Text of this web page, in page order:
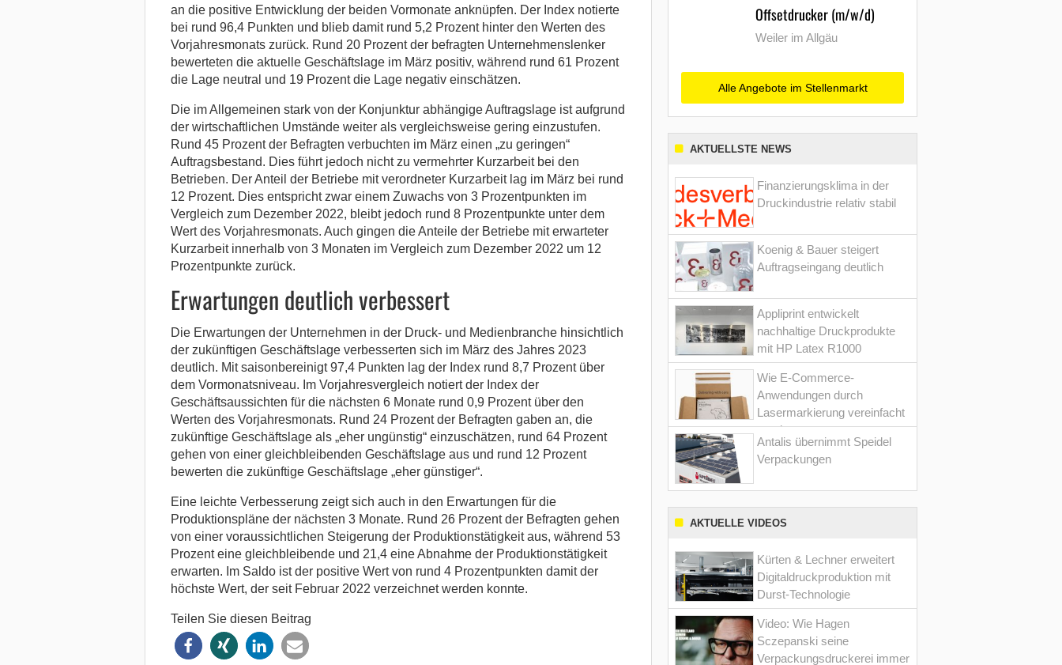
an die positive Entwicklung der beiden Vormonate anknüpfen. Der Index notierte
bei rund 96,4 Punkten und blieb damit rund 5,2 Prozent hinter den Werten des
Vorjahresmonats zurück. Rund 20 Prozent der befragten Unternehmenslenker
bewerteten die aktuelle Geschäftslage im März positiv, während rund 61 Prozent
die Lage neutral und 19 Prozent die Lage negativ einschätzen.
Die im Allgemeinen stark von der Konjunktur abhängige Auftragslage ist aufgrund
der wirtschaftlichen Umstände weiter als vergleichsweise gering einzustufen.
Rund 45 Prozent der Befragten verbuchten im März einen „zu geringen“
Auftragsbestand. Dies führt jedoch nicht zu vermehrter Kurzarbeit bei den
Betrieben. Der Anteil der Betriebe mit verordneter Kurzarbeit lag im März bei rund
12 Prozent. Dies entspricht zwar einem Zuwachs von 3 Prozentpunkten im
Vergleich zum Dezember 2022, bleibt jedoch rund 8 Prozentpunkte unter dem
Wert des Vorjahresmonats. Auch gingen die Anteile der Betriebe mit erwarteter
Kurzarbeit innerhalb von 3 Monaten im Vergleich zum Dezember 2022 um 12
Prozentpunkte zurück.
Erwartungen deutlich verbessert
Die Erwartungen der Unternehmen in der Druck- und Medienbranche hinsichtlich
der zukünftigen Geschäftslage verbesserten sich im März des Jahres 2023
deutlich. Mit saisonbereinigt 97,4 Punkten lag der Index rund 8,7 Prozent über
dem Vormonatsniveau. Im Vorjahresvergleich notiert der Index der
Geschäftsaussichten für die nächsten 6 Monate rund 0,9 Prozent über den
Werten des Vorjahresmonats. Rund 24 Prozent der Befragten gaben an, die
zukünftige Geschäftslage als „eher ungünstig“ einzuschätzen, rund 64 Prozent
gehen von einer gleichbleibenden Geschäftslage aus und rund 12 Prozent
bewerten die zukünftige Geschäftslage „eher günstiger“.
Eine leichte Verbesserung zeigt sich auch in den Erwartungen für die
Produktionspläne der nächsten 3 Monate. Rund 26 Prozent der Befragten gehen
von einer voraussichtlichen Steigerung der Produktionstätigkeit aus, während 53
Prozent eine gleichbleibende und 21,4 eine Abnahme der Produktionstätigkeit
erwarten. Im Saldo ist der positive Wert von rund 4 Prozentpunkten damit der
höchste Wert, der seit Februar 2022 verzeichnet werden konnte.
Teilen Sie diesen Beitrag
Offsetdrucker (m/w/d)
Weiler im Allgäu
Alle Angebote im Stellenmarkt
AKTUELLSTE NEWS
Finanzierungsklima in der
Druckindustrie relativ stabil
Koenig & Bauer steigert
Auftragseingang deutlich
Appliprint entwickelt
nachhaltige Druckprodukte
mit HP Latex R1000
Wie E-Commerce-
Anwendungen durch
Lasermarkierung vereinfacht
werden
Antalis übernimmt Speidel
Verpackungen
AKTUELLE VIDEOS
Kürten & Lechner erweitert
Digitaldruckproduktion mit
Durst-Technologie
Video: Wie Hagen
Sczepanski seine
Verpackungsdruckerei immer